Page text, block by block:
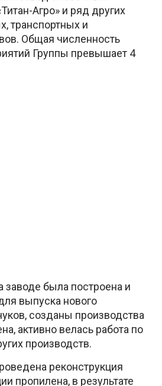
Агро» и ряд других
транспортных и
Общая численность
Группы превышает 4
заводе была построена и
выпуска нового
созданы производства
активно велась работа по
производств.
реконструкция
пропилена, в результате